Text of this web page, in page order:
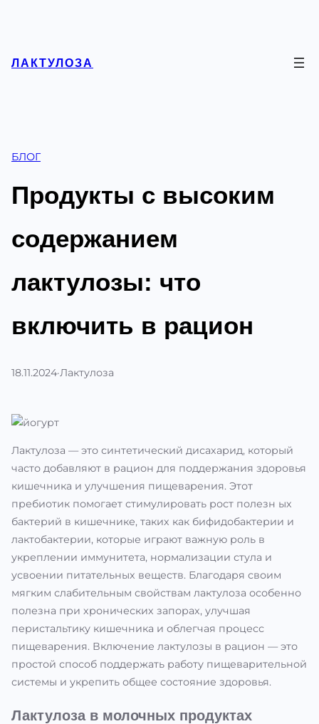
ЛАКТУЛОЗА
БЛОГ
Продукты с высоким
содержанием
лактулозы: что
включить в рацион
18.11.2024·Лактулоза
Лактулоза — это синтетический дисахарид, который
часто добавляют в рацион для поддержания здоровья
кишечника и улучшения пищеварения. Этот
пребиотик помогает стимулировать рост полезн ых
бактерий в кишечнике, таких как бифидобактерии и
лактобактерии, которые играют важную роль в
укреплении иммунитета, нормализации стула и
усвоении питательных веществ. Благодаря своим
мягким слабительным свойствам лактулоза особенно
полезна при хронических запорах, улучшая
перистальтику кишечника и облегчая процесс
пищеварения. Включение лактулозы в рацион — это
простой способ поддержать работу пищеварительной
системы и укрепить общее состояние здоровья.
Лактулоза в молочных продуктах